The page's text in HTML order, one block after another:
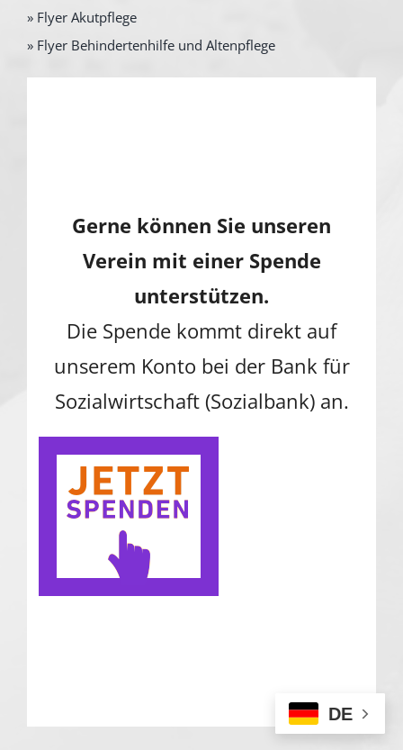
» Flyer Akutpflege
» Flyer Behindertenhilfe und Altenpflege
Gerne können Sie unseren
Verein mit einer Spende
unterstützen.
Die Spende kommt direkt auf
unserem Konto bei der Bank für
Sozialwirtschaft (Sozialbank) an.
DE